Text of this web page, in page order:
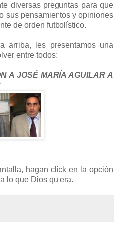
diversas preguntas para que
sus pensamientos y opiniones
de orden futbolístico.
arriba, les presentamos una
entre todos:
A JOSÉ MARÍA AGUILAR A
hagan click en la opción
lo que Dios quiera.